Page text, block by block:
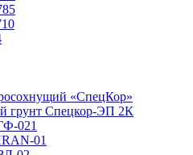
«СпецКор»
грунт Спецкор-ЭП 2К
021
01